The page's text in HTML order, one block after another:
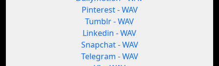
Pinterest - WAV
Tumblr - WAV
Linkedin - WAV
Snapchat - WAV
Telegram - WAV